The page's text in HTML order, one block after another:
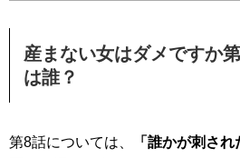
産まない女はダメですか
は誰？
第8話については、
「誰かが刺さ